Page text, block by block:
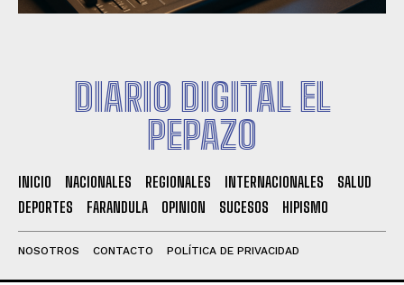
DIARIO DIGITAL EL
PEPAZO
INICIO NACIONALES REGIONALES INTERNACIONALES
SALUD
DEPORTES
FARANDULA OPINION SUCESOS HIPISMO
NOSOTROS CONTACTO POLÍTICA DE PRIVACIDAD